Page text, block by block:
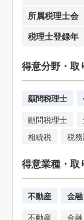
所属税理士会
税理士登録年
得意分野・取
顧問税理士
顧問税理士
相続税
税
得意業種・取
不動産 金融
不動産 金融